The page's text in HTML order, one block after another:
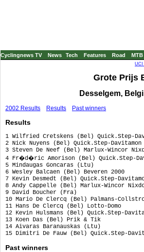
Cyclingnews TV News Tech Features Road MTB
UCI
Grote Prijs
Desselgem,
2002 Results Results Past winners
Results
1 Wilfried Cretskens (Bel) Quick.Step-
2 Nick Nuyens (Bel) Quick.Step-
3 Steven De Neef (Bel) Marlux-Wincor
4 Fr�d�ric Amorison (Bel)
5 Mindaugas Goncaras (Ltu)
6 Wesley Balcaen (Bel) Beveren 2000
7 Kevin Desmedt (Bel) Quick.Step-
8 Andy Cappelle (Bel) Marlux-Wincor
9 David Boucher (Fra)
10 Mario De Clercq (Bel) Palmans-
11 Hans De Clercq (Bel) Lotto-Domo
12 Kevin Hulsmans (Bel) Quick.Step-
13 Koen Das (Bel) Prik & Tik
14 Aivaras Baranauskas (Ltu)
Past winners